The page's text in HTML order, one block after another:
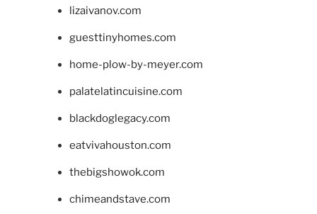
lizaivanov.com
guesttinyhomes.com
home-plow-by-meyer.com
palatelatincuisine.com
blackdoglegacy.com
eatvivahouston.com
thebigshowok.com
chimeandstave.com